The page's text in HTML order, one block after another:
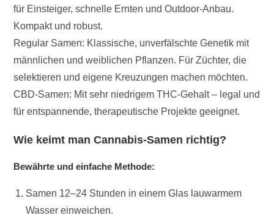
für Einsteiger, schnelle Ernten und Outdoor-Anbau.
Kompakt und robust.
Regular Samen: Klassische, unverfälschte Genetik mit
männlichen und weiblichen Pflanzen. Für Züchter, die
selektieren und eigene Kreuzungen machen möchten.
CBD-Samen: Mit sehr niedrigem THC-Gehalt – legal und
für entspannende, therapeutische Projekte geeignet.
Wie keimt man Cannabis-Samen richtig?
Bewährte und einfache Methode:
Samen 12–24 Stunden in einem Glas lauwarmem
Wasser einweichen.